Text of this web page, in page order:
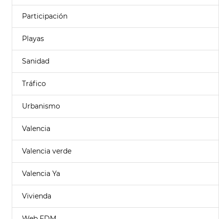
Participación
Playas
Sanidad
Tráfico
Urbanismo
Valencia
Valencia verde
Valencia Ya
Vivienda